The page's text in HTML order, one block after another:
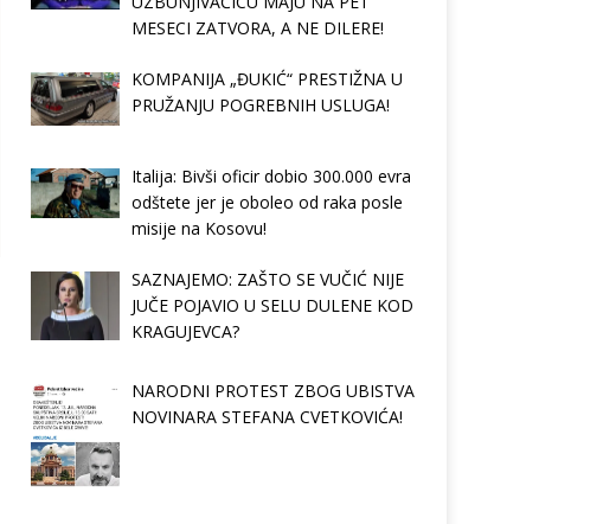
MESECI ZATVORA, A NE DILERE!
KOMPANIJA „ĐUKIĆ“ PRESTIŽNA U
PRUŽANJU POGREBNIH USLUGA!
Italija: Bivši oficir dobio 300.000 evra
odštete jer je oboleo od raka posle
misije na Kosovu!
SAZNAJEMO: ZAŠTO SE VUČIĆ NIJE
JUČE POJAVIO U SELU DULENE KOD
KRAGUJEVCA?
NARODNI PROTEST ZBOG UBISTVA
NOVINARA STEFANA CVETKOVIĆA!